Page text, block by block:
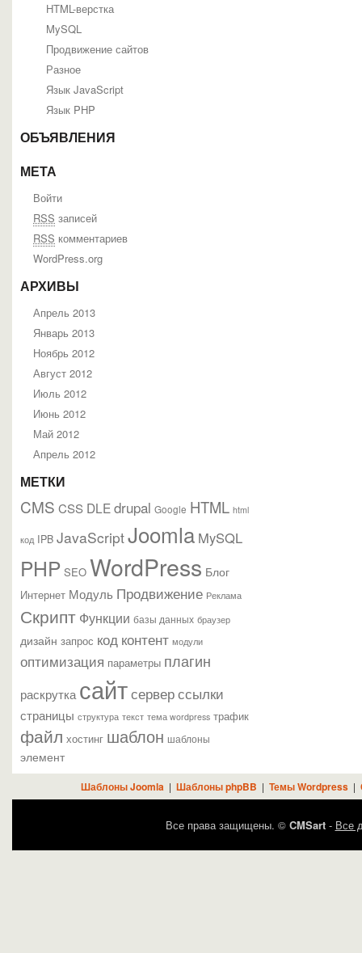
HTML-верстка
MySQL
Продвижение сайтов
Разное
Язык JavaScript
Язык PHP
ОБЪЯВЛЕНИЯ
МЕТА
Войти
RSS записей
RSS комментариев
WordPress.org
АРХИВЫ
Апрель 2013
Январь 2013
Ноябрь 2012
Август 2012
Июль 2012
Июнь 2012
Май 2012
Апрель 2012
МЕТКИ
CMS CSS DLEdrupal Google HTML html
код IPB JavaScriptJoomla MySQL
PHP SEO WordPress Блог
Интернет Модуль Продвижение Реклама
Скрипт Функции базы данных браузер
дизайн запрос код контент модули
оптимизация параметры плагин
раскрутка сайтсерверссылки
страницы структура текст тема wordpress трафик
файл хостинг шаблон шаблоны
элемент
Шаблоны Joomla | Шаблоны phpBB | Темы Wordpress|
Все права защищены. © CMSart- Все